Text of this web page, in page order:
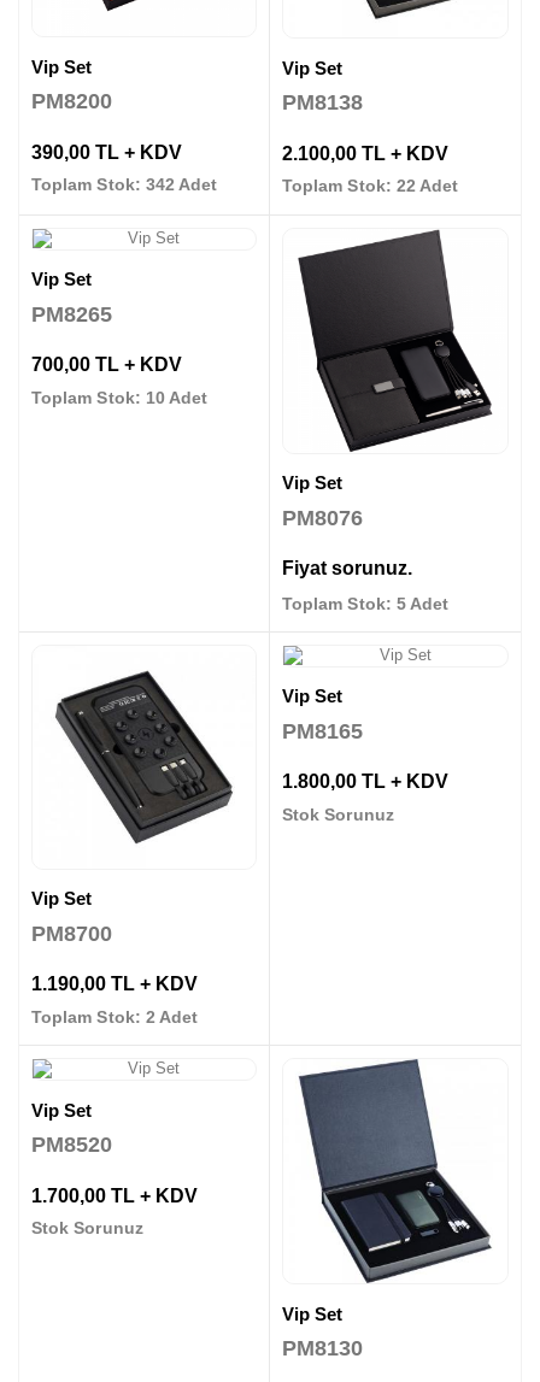
Vip Set
PM8200
390,00 TL + KDV
Toplam Stok: 342 Adet
Vip Set
PM8138
2.100,00 TL + KDV
Toplam Stok: 22 Adet
Vip Set
PM8265
700,00 TL + KDV
Toplam Stok: 10 Adet
Vip Set
PM8076
Fiyat sorunuz.
Toplam Stok: 5 Adet
Vip Set
PM8700
1.190,00 TL + KDV
Toplam Stok: 2 Adet
Vip Set
PM8165
1.800,00 TL + KDV
Stok Sorunuz
Vip Set
PM8520
1.700,00 TL + KDV
Stok Sorunuz
Vip Set
PM8130